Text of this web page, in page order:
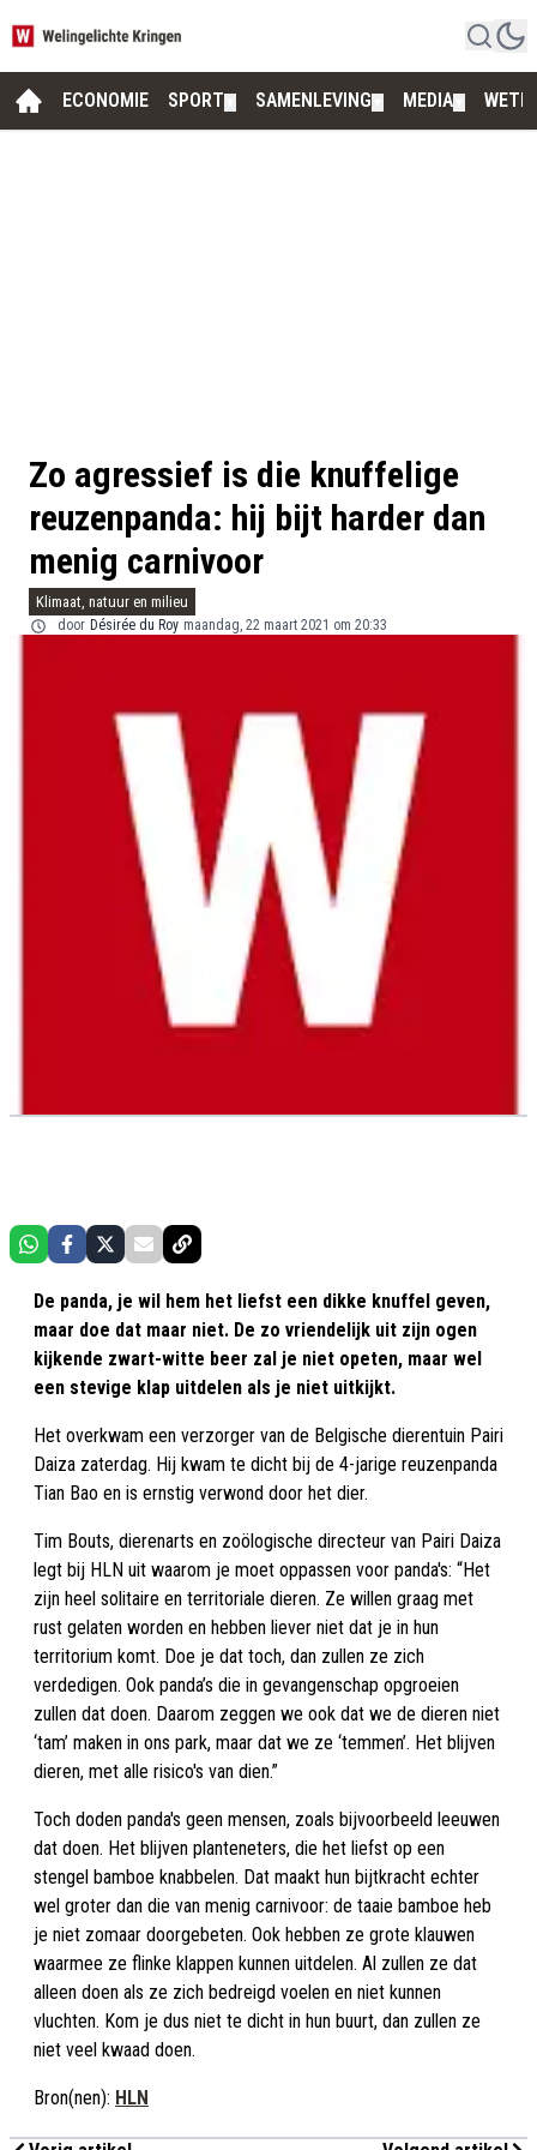
ECONOMIE SPORT SAMENLEVING MEDIA
Zo agressief is die knuffelige
reuzenpanda: hij bijt harder dan
menig carnivoor
Klimaat, natuur en milieu
door Désirée du Roy maandag, 22 maart 2021 om 20:33
De panda, je wil hem het liefst een dikke knuffel geven,
maar doe dat maar niet. De zo vriendelijk uit zijn ogen
kijkende zwart-witte beer zal je niet opeten, maar wel
een stevige klap uitdelen als je niet uitkijkt.
Het overkwam een verzorger van de Belgische dierentuin Pairi
Daiza zaterdag. Hij kwam te dicht bij de 4-jarige reuzenpanda
Tian Bao en is ernstig verwond door het dier.
Tim Bouts, dierenarts en zoölogische directeur van Pairi Daiza
legt bij HLN uit waarom je moet oppassen voor panda's: “Het
zijn heel solitaire en territoriale dieren. Ze willen graag met
rust gelaten worden en hebben liever niet dat je in hun
territorium komt. Doe je dat toch, dan zullen ze zich
verdedigen. Ook panda’s die in gevangenschap opgroeien
zullen dat doen. Daarom zeggen we ook dat we de dieren niet
‘tam’ maken in ons park, maar dat we ze ‘temmen’. Het blijven
dieren, met alle risico's van dien.”
Toch doden panda's geen mensen, zoals bijvoorbeeld leeuwen
dat doen. Het blijven planteneters, die het liefst op een
stengel bamboe knabbelen. Dat maakt hun bijtkracht echter
wel groter dan die van menig carnivoor: de taaie bamboe heb
je niet zomaar doorgebeten. Ook hebben ze grote klauwen
waarmee ze flinke klappen kunnen uitdelen. Al zullen ze dat
alleen doen als ze zich bedreigd voelen en niet kunnen
vluchten. Kom je dus niet te dicht in hun buurt, dan zullen ze
niet veel kwaad doen.
Bron(nen): HLN